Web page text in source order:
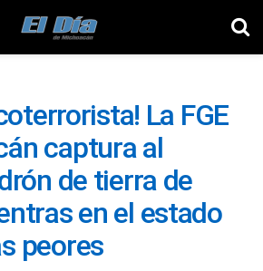
La FGE
captura al
de tierra de
en el estado
peores